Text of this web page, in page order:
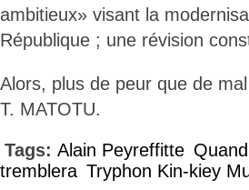
ambitieux» visant la
République ; une révision
Alors, plus de peur que de
T. MATOTU.
Tags: Alain Peyreffitte
tremblera Tryphon Kin-kiey